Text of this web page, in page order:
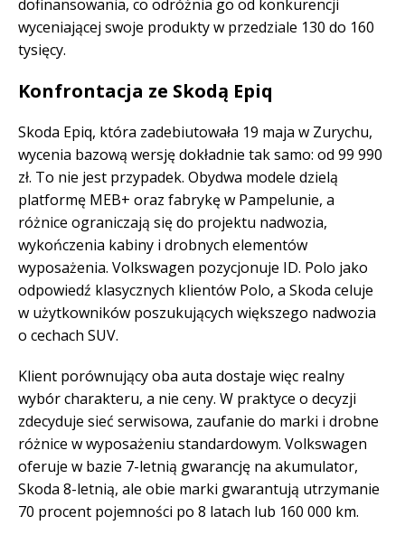
dofinansowania, co odróżnia go od konkurencji
wyceniającej swoje produkty w przedziale 130 do 160
tysięcy.
Konfrontacja ze Skodą Epiq
Skoda Epiq, która zadebiutowała 19 maja w Zurychu,
wycenia bazową wersję dokładnie tak samo: od 99 990
zł. To nie jest przypadek. Obydwa modele dzielą
platformę MEB+ oraz fabrykę w Pampelunie, a
różnice ograniczają się do projektu nadwozia,
wykończenia kabiny i drobnych elementów
wyposażenia. Volkswagen pozycjonuje ID. Polo jako
odpowiedź klasycznych klientów Polo, a Skoda celuje
w użytkowników poszukujących większego nadwozia
o cechach SUV.
Klient porównujący oba auta dostaje więc realny
wybór charakteru, a nie ceny. W praktyce o decyzji
zdecyduje sieć serwisowa, zaufanie do marki i drobne
różnice w wyposażeniu standardowym. Volkswagen
oferuje w bazie 7-letnią gwarancję na akumulator,
Skoda 8-letnią, ale obie marki gwarantują utrzymanie
70 procent pojemności po 8 latach lub 160 000 km.